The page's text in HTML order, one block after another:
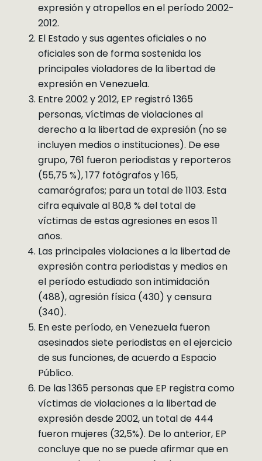
expresión y atropellos en el período 2002-
2012.
El Estado y sus agentes oficiales o no
oficiales son de forma sostenida los
principales violadores de la libertad de
expresión en Venezuela.
Entre 2002 y 2012, EP registró 1365
personas, víctimas de violaciones al
derecho a la libertad de expresión (no se
incluyen medios o instituciones). De ese
grupo, 761 fueron periodistas y reporteros
(55,75 %), 177 fotógrafos y 165,
camarógrafos; para un total de 1103. Esta
cifra equivale al 80,8 % del total de
víctimas de estas agresiones en esos 11
años.
Las principales violaciones a la libertad de
expresión contra periodistas y medios en
el período estudiado son intimidación
(488), agresión física (430) y censura
(340).
En este período, en Venezuela fueron
asesinados siete periodistas en el ejercicio
de sus funciones, de acuerdo a Espacio
Público.
De las 1365 personas que EP registra como
víctimas de violaciones a la libertad de
expresión desde 2002, un total de 444
fueron mujeres (32,5%). De lo anterior, EP
concluye que no se puede afirmar que en